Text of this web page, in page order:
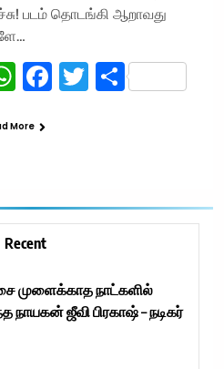
படம் தொடங்கி ஆறாவது
WhatsApp
Facebook
TwitterShare
More
Recent
முளைக்காத நாட்களில்
நாயகன் ஜீவி பிரகாஷ் – நடிகர்